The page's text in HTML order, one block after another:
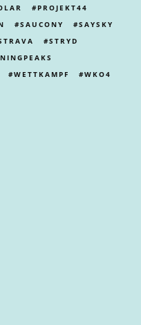
PROJEKT44
SAUCONY
SAYSKY
STRYD
WETTKAMPF
WKO4